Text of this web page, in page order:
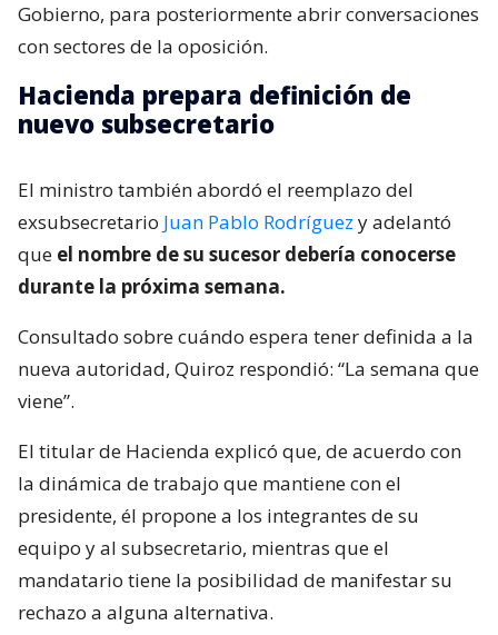
Gobierno, para posteriormente abrir conversaciones
con sectores de la oposición.
Hacienda prepara definición de
nuevo subsecretario
El ministro también abordó el reemplazo del
exsubsecretario Juan Pablo Rodríguez y adelantó
que el nombre de su sucesor debería conocerse
durante la próxima semana.
Consultado sobre cuándo espera tener definida a la
nueva autoridad, Quiroz respondió: “La semana que
viene”.
El titular de Hacienda explicó que, de acuerdo con
la dinámica de trabajo que mantiene con el
presidente, él propone a los integrantes de su
equipo y al subsecretario, mientras que el
mandatario tiene la posibilidad de manifestar su
rechazo a alguna alternativa.